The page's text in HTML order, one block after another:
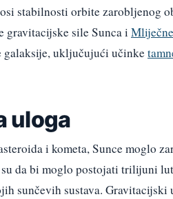
stabilnosti orbite zarobljenog
sile Sunca i
galaksije, uključujući učinke
uloga
i kometa, Sunce moglo
da bi moglo postojati trilijuni
sunčevih sustava.